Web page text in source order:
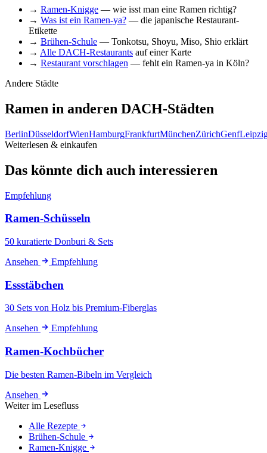
→ Ramen-Knigge — wie isst man eine Ramen richtig?
→ Was ist ein Ramen-ya? — die japanische Restaurant-
Etikette
→ Brühen-Schule — Tonkotsu, Shoyu, Miso, Shio erklärt
→ Alle DACH-Restaurants auf einer Karte
→ Restaurant vorschlagen — fehlt ein Ramen-ya in Köln?
Andere Städte
Ramen in anderen DACH-Städten
BerlinDüsseldorfWienHamburgFrankfurtMünchenZürichGenf
Weiterlesen & einkaufen
Das könnte dich auch interessieren
Empfehlung
Ramen-Schüsseln
50 kuratierte Donburi & Sets
Ansehen
Empfehlung
Essstäbchen
30 Sets von Holz bis Premium-Fiberglas
Ansehen
Empfehlung
Ramen-Kochbücher
Die besten Ramen-Bibeln im Vergleich
Ansehen
Weiter im Lesefluss
Alle Rezepte
Brühen-Schule
Ramen-Knigge